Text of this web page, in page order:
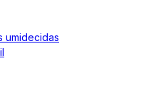
umidecidas